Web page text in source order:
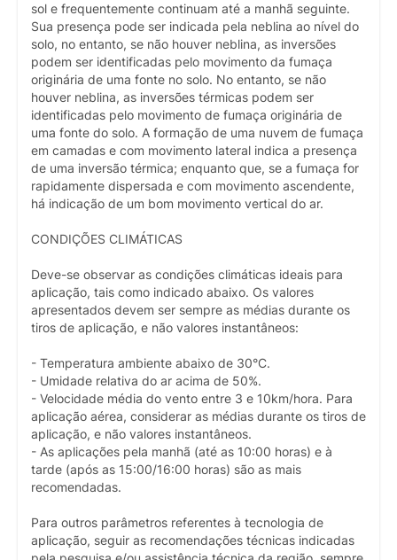
sol e frequentemente continuam até a manhã seguinte.
Sua presença pode ser indicada pela neblina ao nível do
solo, no entanto, se não houver neblina, as inversões
podem ser identificadas pelo movimento da fumaça
originária de uma fonte no solo. No entanto, se não
houver neblina, as inversões térmicas podem ser
identificadas pelo movimento de fumaça originária de
uma fonte do solo. A formação de uma nuvem de fumaça
em camadas e com movimento lateral indica a presença
de uma inversão térmica; enquanto que, se a fumaça for
rapidamente dispersada e com movimento ascendente,
há indicação de um bom movimento vertical do ar.
CONDIÇÕES CLIMÁTICAS
Deve-se observar as condições climáticas ideais para
aplicação, tais como indicado abaixo. Os valores
apresentados devem ser sempre as médias durante os
tiros de aplicação, e não valores instantâneos:
- Temperatura ambiente abaixo de 30°C.
- Umidade relativa do ar acima de 50%.
- Velocidade média do vento entre 3 e 10km/hora. Para
aplicação aérea, considerar as médias durante os tiros de
aplicação, e não valores instantâneos.
- As aplicações pela manhã (até as 10:00 horas) e à
tarde (após as 15:00/16:00 horas) são as mais
recomendadas.
Para outros parâmetros referentes à tecnologia de
aplicação, seguir as recomendações técnicas indicadas